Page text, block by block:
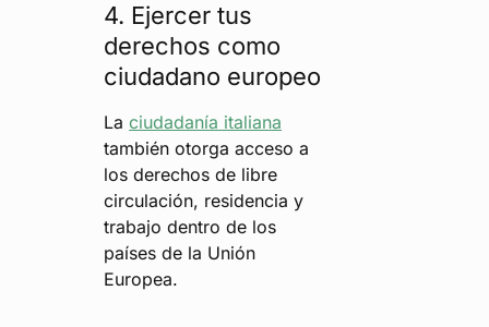
4. Ejercer tus
derechos como
ciudadano europeo
Laciudadanía italiana
también otorga acceso a
los derechos de libre
circulación, residencia y
trabajo dentro de los
países de la Unión
Europea.